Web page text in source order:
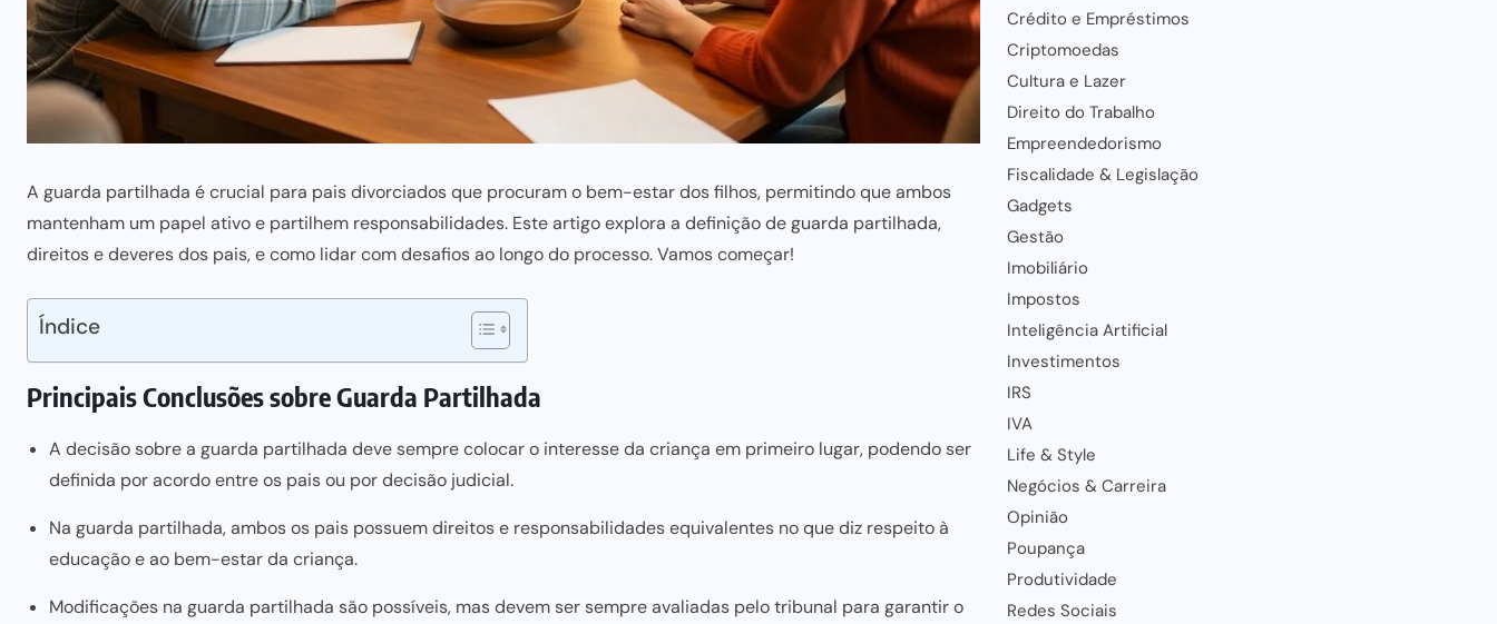
A guarda partilhada é crucial para pais divorciados que procuram o bem-estar dos filhos, permitindo que ambos
mantenham um papel ativo e partilhem responsabilidades. Este artigo explora a definição de guarda partilhada,
direitos e deveres dos pais, e como lidar com desafios ao longo do processo. Vamos começar!
Índice
Principais Conclusões sobre Guarda Partilhada
A decisão sobre a guarda partilhada deve sempre colocar o interesse da criança em primeiro lugar, podendo ser
definida por acordo entre os pais ou por decisão judicial.
Na guarda partilhada, ambos os pais possuem direitos e responsabilidades equivalentes no que diz respeito à
educação e ao bem-estar da criança.
Modificações na guarda partilhada são possíveis, mas devem ser sempre avaliadas pelo tribunal para garantir o
Crédito e Empréstimos
Criptomoedas
Cultura e Lazer
Direito do Trabalho
Empreendedorismo
Fiscalidade & Legislação
Gadgets
Gestão
Imobiliário
Impostos
Inteligência Artificial
Investimentos
IRS
IVA
Life & Style
Negócios & Carreira
Opinião
Poupança
Produtividade
Redes Sociais